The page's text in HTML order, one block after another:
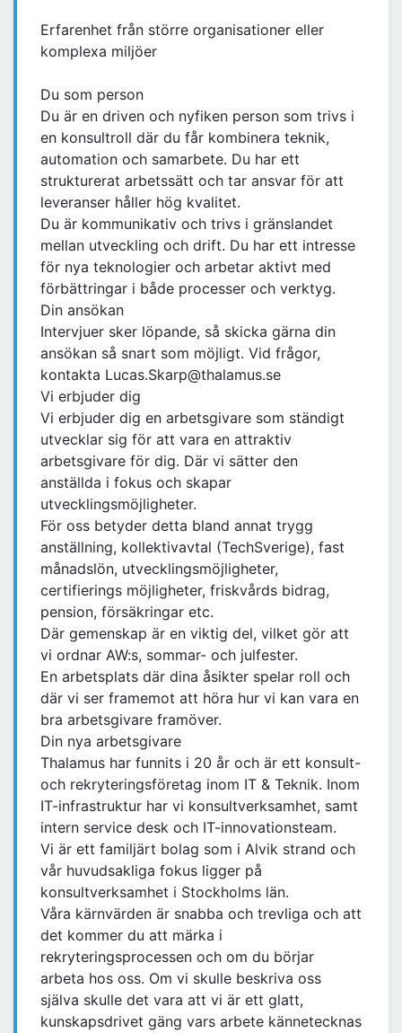
Erfarenhet från större organisationer eller
komplexa miljöer
Du som person
Du är en driven och nyfiken person som trivs i
en konsultroll där du får kombinera teknik,
automation och samarbete. Du har ett
strukturerat arbetssätt och tar ansvar för att
leveranser håller hög kvalitet.
Du är kommunikativ och trivs i gränslandet
mellan utveckling och drift. Du har ett intresse
för nya teknologier och arbetar aktivt med
förbättringar i både processer och verktyg.
Din ansökan
Intervjuer sker löpande, så skicka gärna din
ansökan så snart som möjligt. Vid frågor,
kontakta Lucas.Skarp@thalamus.se
Vi erbjuder dig
Vi erbjuder dig en arbetsgivare som ständigt
utvecklar sig för att vara en attraktiv
arbetsgivare för dig. Där vi sätter den
anställda i fokus och skapar
utvecklingsmöjligheter.
För oss betyder detta bland annat trygg
anställning, kollektivavtal (TechSverige), fast
månadslön, utvecklingsmöjligheter,
certifierings möjligheter, friskvårds bidrag,
pension, försäkringar etc.
Där gemenskap är en viktig del, vilket gör att
vi ordnar AW:s, sommar- och julfester.
En arbetsplats där dina åsikter spelar roll och
där vi ser framemot att höra hur vi kan vara en
bra arbetsgivare framöver.
Din nya arbetsgivare
Thalamus har funnits i 20 år och är ett konsult-
och rekryteringsföretag inom IT & Teknik. Inom
IT-infrastruktur har vi konsultverksamhet, samt
intern service desk och IT-innovationsteam.
Vi är ett familjärt bolag som i Alvik strand och
vår huvudsakliga fokus ligger på
konsultverksamhet i Stockholms län.
Våra kärnvärden är snabba och trevliga och att
det kommer du att märka i
rekryteringsprocessen och om du börjar
arbeta hos oss. Om vi skulle beskriva oss
själva skulle det vara att vi är ett glatt,
kunskapsdrivet gäng vars arbete kännetecknas